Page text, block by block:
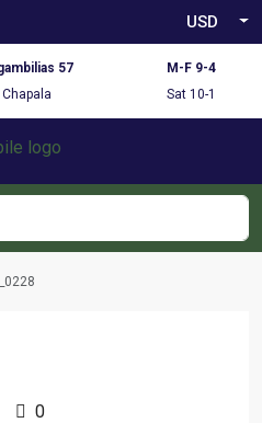
USD
57
Chapala
M-F 9-4
Sat 10-1
0